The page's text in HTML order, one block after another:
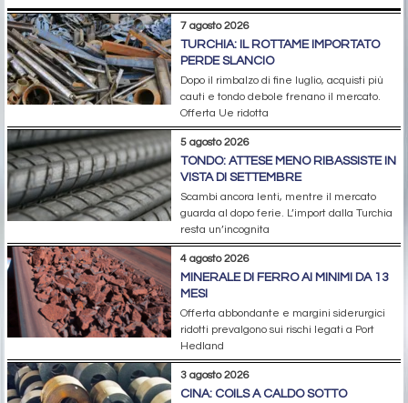
7 agosto 2026
TURCHIA: IL ROTTAME IMPORTATO
PERDE SLANCIO
Dopo il rimbalzo di fine luglio, acquisti più
cauti e tondo debole frenano il mercato.
Offerta Ue ridotta
5 agosto 2026
TONDO: ATTESE MENO RIBASSISTE IN
VISTA DI SETTEMBRE
Scambi ancora lenti, mentre il mercato
guarda al dopo ferie. L’import dalla Turchia
resta un’incognita
4 agosto 2026
MINERALE DI FERRO AI MINIMI DA 13
MESI
Offerta abbondante e margini siderurgici
ridotti prevalgono sui rischi legati a Port
Hedland
3 agosto 2026
CINA: COILS A CALDO SOTTO